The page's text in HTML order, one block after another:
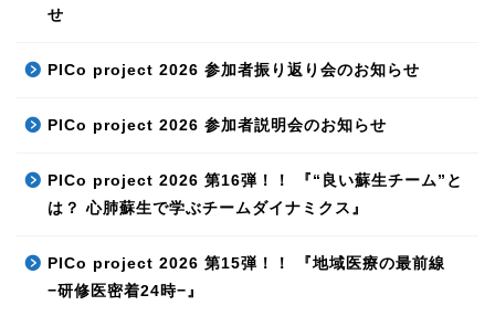
せ
PICo project 2026 参加者振り返り会のお知らせ
PICo project 2026 参加者説明会のお知らせ
PICo project 2026 第16弾！！ 『“良い蘇生チーム”と
は？ 心肺蘇生で学ぶチームダイナミクス』
PICo project 2026 第15弾！！ 『地域医療の最前線
−研修医密着24時−』